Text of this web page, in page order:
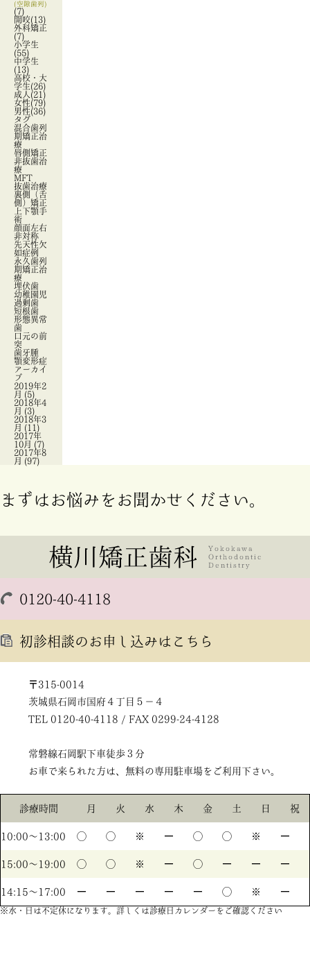
(空隙歯列)
(7)
開咬(13)
外科矯正
(7)
小学生
(55)
中学生
(13)
高校・大
学生(26)
成人 (21)
女性(79)
男性(36)
タグ
混合歯列
期矯正治
療
唇側矯正
非抜歯治
療
MFT
抜歯治療
裏側（舌
側）矯正
上下顎手
術
顔面左右
非対称
先天性欠
如症例
永久歯列
期矯正治
療
埋伏歯
幼稚園児
過剰歯
短根歯
形態異常
歯
口元の前
突
歯牙腫
顎変形症
アーカイ
ブ
2019年2
月 (5)
2018年4
月 (3)
2018年3
月 (11)
2017年
10月 (7)
2017年8
月 (97)
まずはお悩みをお聞かせください。
0120-40-4118
初診相談のお申し込みはこちら
〒315-0014
茨城県石岡市国府４丁目５－４
TEL 0120-40-4118 / FAX 0299-24-4128
常磐線石岡駅下車徒歩３分
お車で来られた方は、無料の専用駐車場をご利用下さい。
診療時間 月 火 水 木 金 土 日 祝
10:00〜13:00 ◯ ◯ ※ ー ◯ ◯ ※ ー
15:00〜19:00 ◯ ◯ ※ ー ◯ ー ー ー
14:15〜17:00 ー ー ー ー ー ◯ ※ ー
※水・日は不定休になります。詳しくは診療日カレンダーをご確認ください